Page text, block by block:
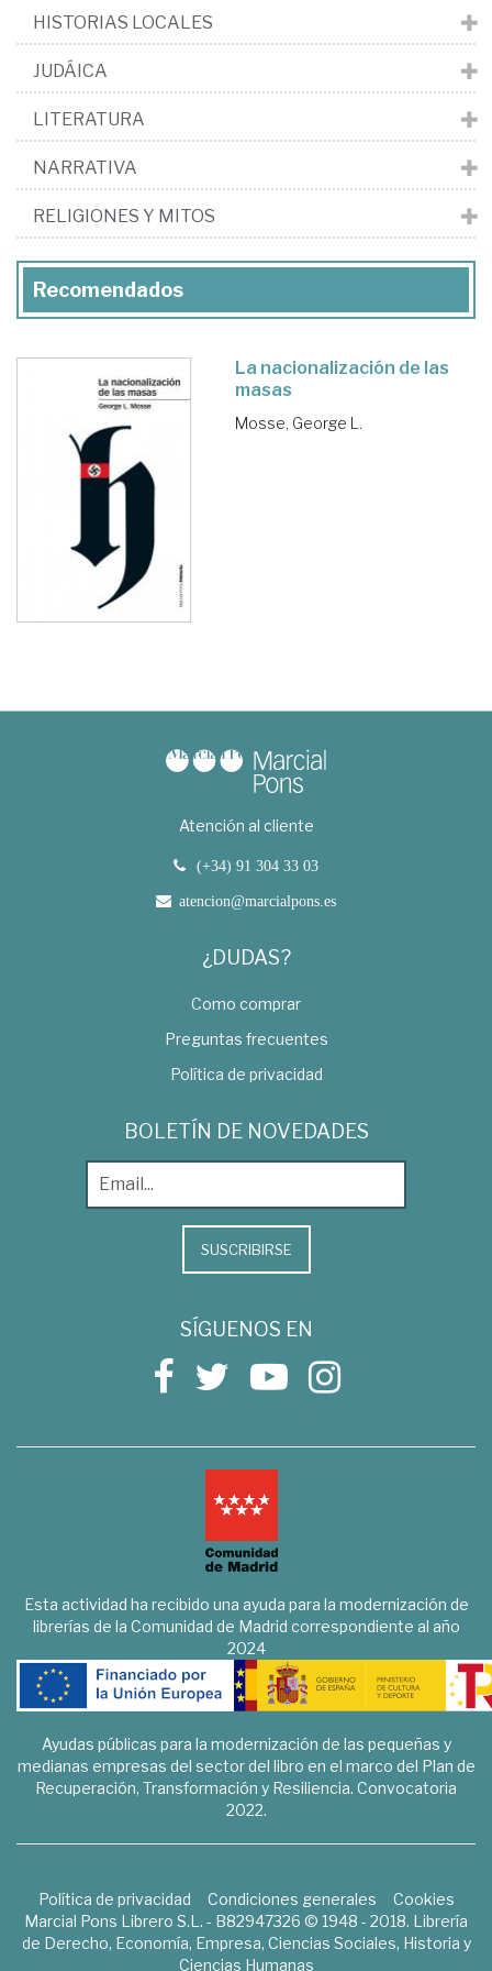
HISTORIAS LOCALES
JUDÁICA
LITERATURA
NARRATIVA
RELIGIONES Y MITOS
Recomendados
La nacionalización de las
masas
Mosse, George L.
Atención al cliente
(+34) 91 304 33 03
atencion@marcialpons.es
¿DUDAS?
Como comprar
Preguntas frecuentes
Política de privacidad
BOLETÍN DE NOVEDADES
SUSCRIBIRSE
SÍGUENOS EN
Esta actividad ha recibido una ayuda para la modernización de
librerías de la Comunidad de Madrid correspondiente al año
2024
Ayudas públicas para la modernización de las pequeñas y
medianas empresas del sector del libro en el marco del Plan de
Recuperación, Transformación y Resiliencia. Convocatoria
2022.
Política de privacidad Condiciones generales
Cookies
Marcial Pons Librero S.L. - B82947326 © 1948 - 2018. Librería
de Derecho, Economía, Empresa, Ciencias Sociales, Historia y
Ciencias Humanas